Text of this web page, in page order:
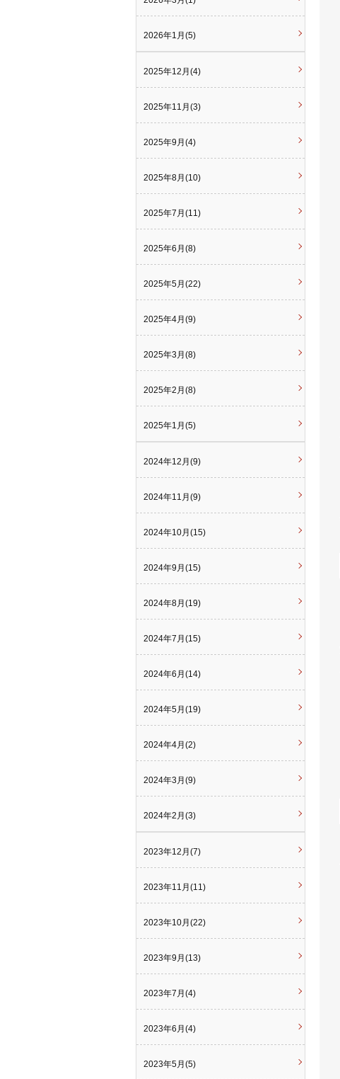
2026年1月(5)
2025年12月(4)
2025年11月(3)
2025年9月(4)
2025年8月(10)
2025年7月(11)
2025年6月(8)
2025年5月(22)
2025年4月(9)
2025年3月(8)
2025年2月(8)
2025年1月(5)
2024年12月(9)
2024年11月(9)
2024年10月(15)
2024年9月(15)
2024年8月(19)
2024年7月(15)
2024年6月(14)
2024年5月(19)
2024年4月(2)
2024年3月(9)
2024年2月(3)
2023年12月(7)
2023年11月(11)
2023年10月(22)
2023年9月(13)
2023年7月(4)
2023年6月(4)
2023年5月(5)